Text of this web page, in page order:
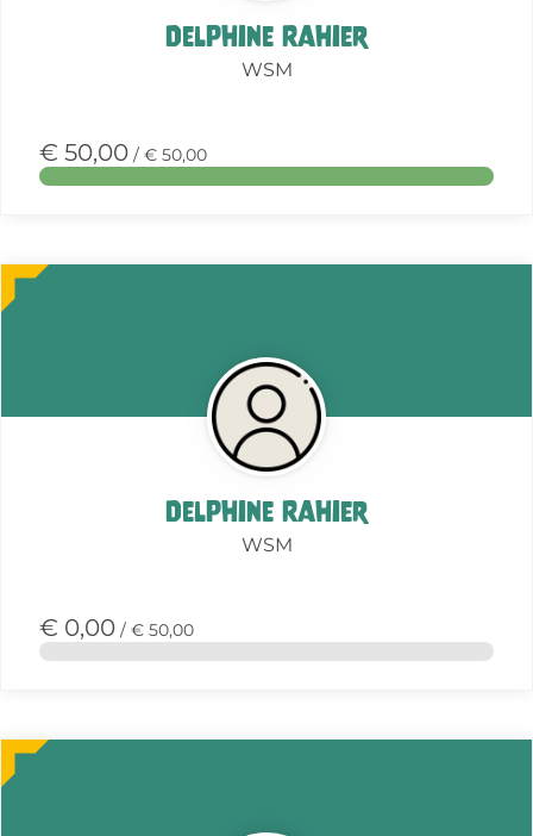
Delphine Rahier
WSM
€ 50,00 / € 50,00
Delphine Rahier
WSM
€ 0,00 / € 50,00
Meer
over
deze
Meer
over
deze